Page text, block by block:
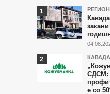
Најчитани
во
последните
7
дена
РЕГИОН
закани
СДСМ:
е со